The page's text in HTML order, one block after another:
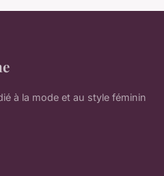
à la mode et au style féminin